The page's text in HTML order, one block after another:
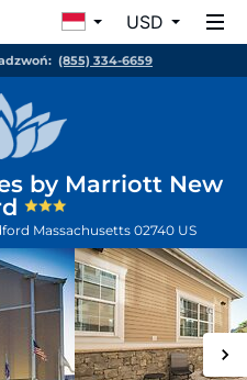
USD
(855) 334-6659
by Marriott New
Massachusetts 02740 US